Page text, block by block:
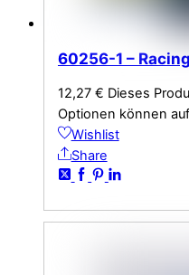
60256-1 –
12,27 € Dieses
Optionen können
Wishlist
Share